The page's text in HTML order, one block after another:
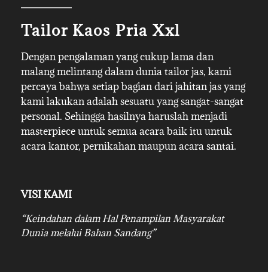
Tailor Kaos Pria Xxl
Dengan pengalaman yang cukup lama dan
malang melintang dalam dunia tailor jas, kami
percaya bahwa setiap bagian dari jahitan jas yang
kami lakukan adalah sesuatu yang sangat-sangat
personal. Sehingga hasilnya haruslah menjadi
masterpiece untuk semua acara baik itu untuk
acara kantor, pernikahan maupun acara santai.
VISI KAMI
“Keindahan dalam Hal Penampilan Masyarakat
Dunia melalui Bahan Sandang”